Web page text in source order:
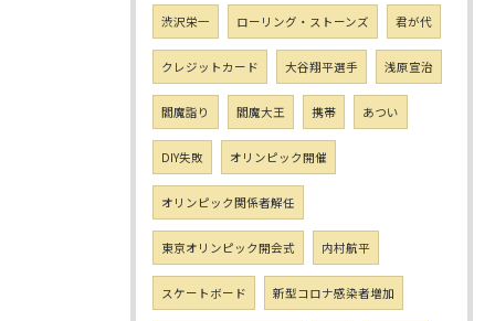
渋沢栄一 ローリング・ストーンズ 君が代
クレジットカード 大谷翔平選手 浅原宣治
閻魔詣り 閻魔大王 携帯 あつい
DIY失敗 オリンピック開催
オリンピック関係者解任
東京オリンピック開会式 内村航平
スケートボード 新型コロナ感染者増加